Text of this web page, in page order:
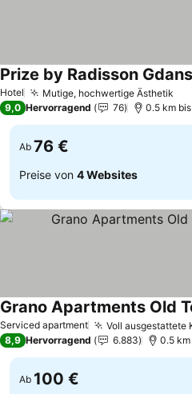
Hotel Mutige, hochwertige Ästhetik
Prize by Radisson
9,0 Hervorragend 76 0.5 km
Ab 76 €
Preise von 4 Websites
Serviced apartment Voll ausgestattete
Grano Apartments Old
8,9 Hervorragend 6.883 0.5
Ab 100 €